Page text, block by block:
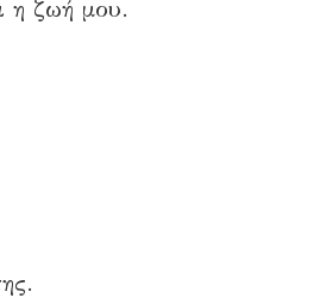
η ζωή μου.